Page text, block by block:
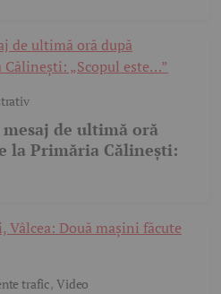
mesaj de ultimă oră
la Primăria Călinești:
trafic,Video